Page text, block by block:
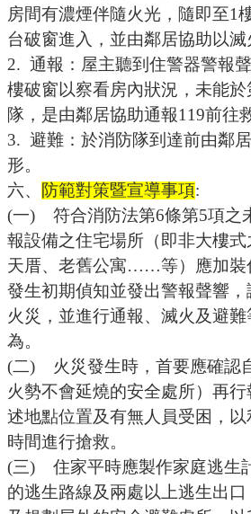
房間有濃煙伴隨火光，隨即至1
台破窗進入， 並由鄰居協助以滅
2. 通報：屋主聽到住警器警報
樓破窗以察看房內狀況，未能
隊，是由鄰居協助通報119前往
3. 避難：於消防隊到達前由鄰
形。
六、
防範對策暨宣導事項:
(一) 符合消防法第6條第5項之
報設備之住宅場所（即非大樓
天厝、老舊公寓……等）應加裝
發生初期偵知並發出警報聲響
火災，並進行通報、滅火及避
為。
(二) 火災發生時，首要應確認
火勢不會延燒的安全處所）再
述地點位置及有無人員受困，
時間進行搶救。
(三) 住家平時應製作家庭逃生
的逃生路線及兩處以上逃生出